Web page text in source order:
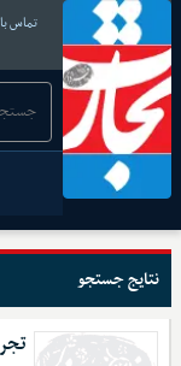
تماس
نتایج جستجو